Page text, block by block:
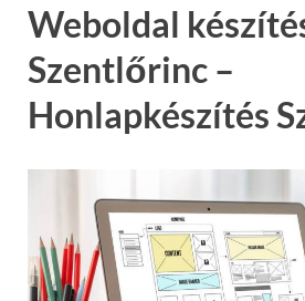
Weboldal
Szentlőrinc –
Honlapkészítés